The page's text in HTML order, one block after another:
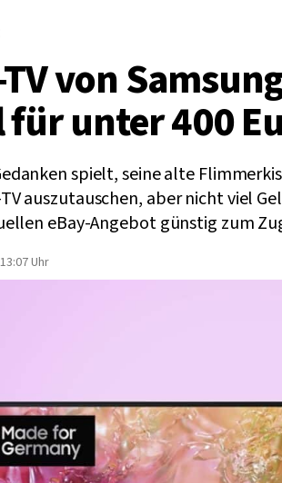
von
für unter 400
spielt, seine alte
auszutauschen, aber nicht viel
eBay-Angebot günstig zum
Uhr